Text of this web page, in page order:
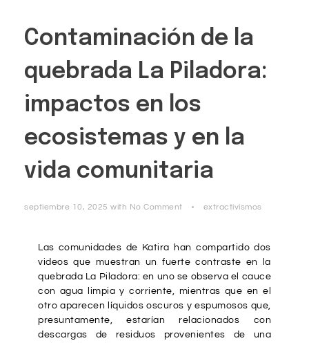
Contaminación de la
quebrada La Piladora:
impactos en los
ecosistemas y en la
vida comunitaria
septiembre 10, 2025 with No Comment extractivismos
Las comunidades de Katira han compartido dos
videos que muestran un fuerte contraste en la
quebrada La Piladora: en uno se observa el cauce
con agua limpia y corriente, mientras que en el
otro aparecen líquidos oscuros y espumosos que,
presuntamente, estarían relacionados con
descargas de residuos provenientes de una